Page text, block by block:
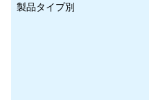
製品タイプ別